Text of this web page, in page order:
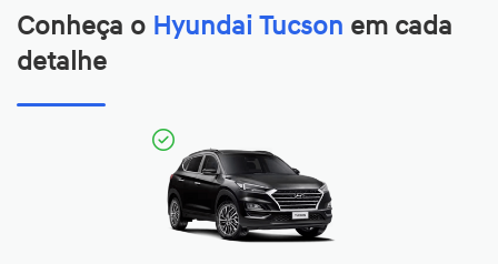
Conheça o Hyundai Tucson em cada
detalhe